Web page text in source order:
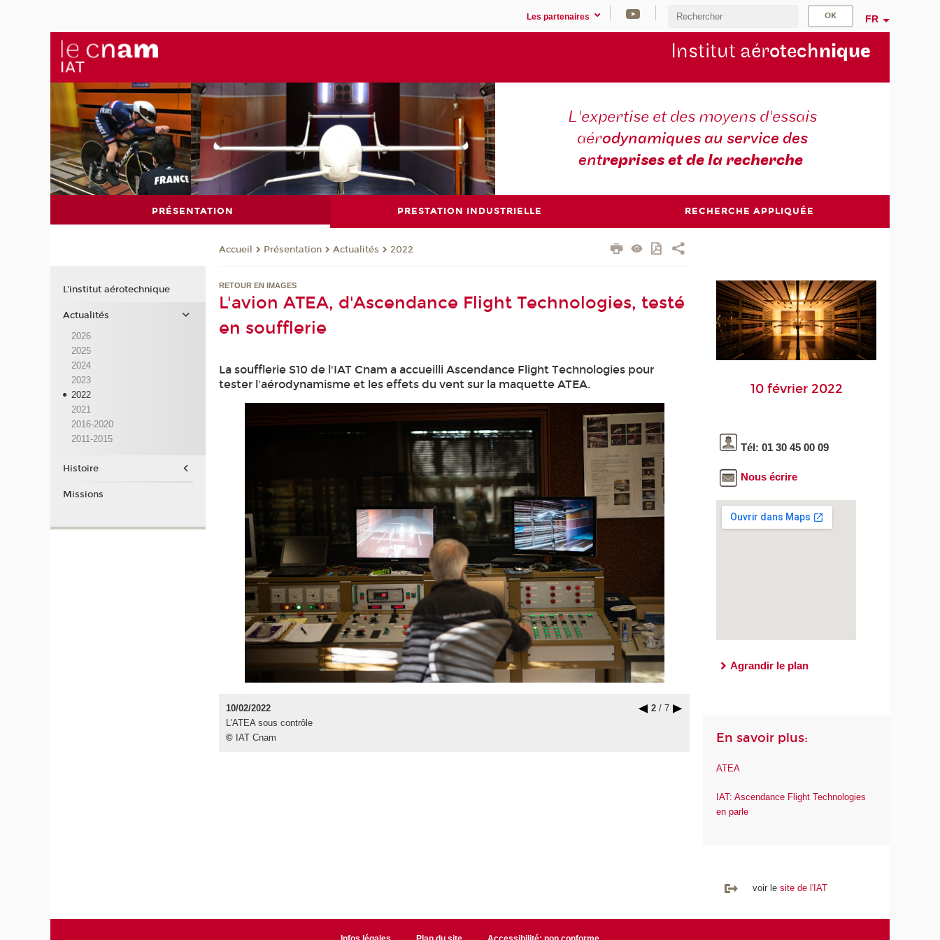
Les partenaires FR
Institut aérotechnique
L'expertise et des moyens d'essais
aérodynamiques au service des
entreprises et de la recherche
PRÉSENTATION PRESTATION INDUSTRIELLE RECHERCHE APPLIQUÉE
Accueil Présentation Actualités 2022
RETOUR EN IMAGES
L'avion ATEA, d'Ascendance Flight Technologies, testé
en soufflerie
La soufflerie S10 de l'IAT Cnam a accueilli Ascendance Flight Technologies pour
tester l'aérodynamisme et les effets du vent sur la maquette ATEA.
10/02/2022 2 / 7
L'ATEA sous contrôle
© IAT Cnam
10 février 2022
Tél: 01 30 45 00 09
Nous écrire
Agrandir le plan
En savoir plus:
ATEA
IAT: Ascendance Flight Technologies
en parle
voir le site de l'IAT
L'institut aérotechnique
Actualités
2026
2025
2024
2023
2022
2021
2016-2020
2011-2015
Histoire
Missions